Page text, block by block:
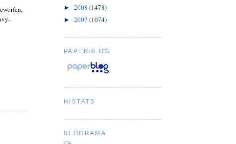
► 2008 (1478)
► 2007 (1074)
PAPERBLOG
HISTATS
BLOGRAMA